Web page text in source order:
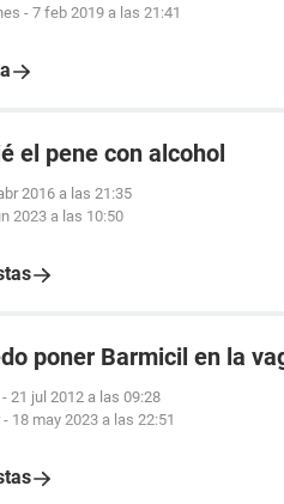
- 7 feb 2019 a las 21:41
el pene con alcohol
2016 a las 21:35
2023 a las 10:50
poner Barmicil en la
- 21 jul 2012 a las 09:28
- 18 may 2023 a las 22:51